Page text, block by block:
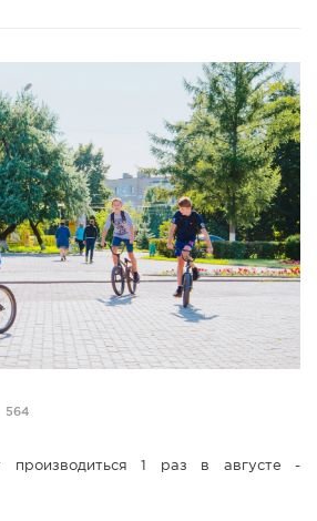
НОВОСТЬ
564
производиться 1 раз в августе -